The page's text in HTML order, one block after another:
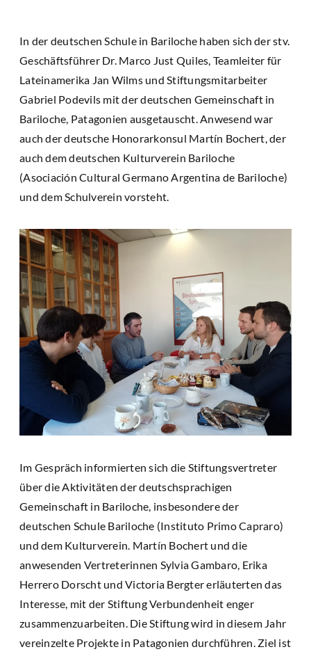
In der deutschen Schule in Bariloche haben sich der stv.
Geschäftsführer Dr. Marco Just Quiles, Teamleiter für
Lateinamerika Jan Wilms und Stiftungsmitarbeiter
Gabriel Podevils mit der deutschen Gemeinschaft in
Bariloche, Patagonien ausgetauscht. Anwesend war
auch der deutsche Honorarkonsul Martín Bochert, der
auch dem deutschen Kulturverein Bariloche
(Asociación Cultural Germano Argentina de Bariloche)
und dem Schulverein vorsteht.
Im Gespräch informierten sich die Stiftungsvertreter
über die Aktivitäten der deutschsprachigen
Gemeinschaft in Bariloche, insbesondere der
deutschen Schule Bariloche (Instituto Primo Capraro)
und dem Kulturverein. Martín Bochert und die
anwesenden Vertreterinnen Sylvia Gambaro, Erika
Herrero Dorscht und Victoria Bergter erläuterten das
Interesse, mit der Stiftung Verbundenheit enger
zusammenzuarbeiten. Die Stiftung wird in diesem Jahr
vereinzelte Projekte in Patagonien durchführen. Ziel ist